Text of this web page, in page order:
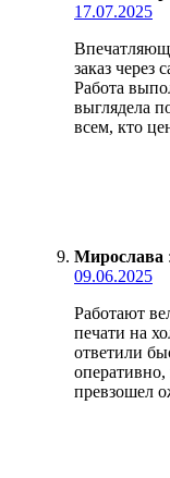
17.07.2025
заказ через
Работа
выглядела
всем, кто
Мирослава :
09.06.2025
Работают
печати на
ответили
оперативно,
превзошел